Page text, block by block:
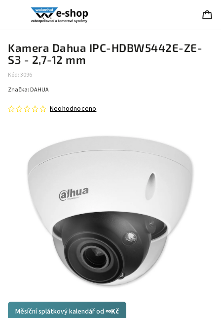
Kamera Dahua IPC-HDBW5442E-ZE-
S3 - 2,7-12 mm
Kód:3096
Neohodnoceno
Značka: DAHUA
Měsíční splátkový kalendář od ∞Kč